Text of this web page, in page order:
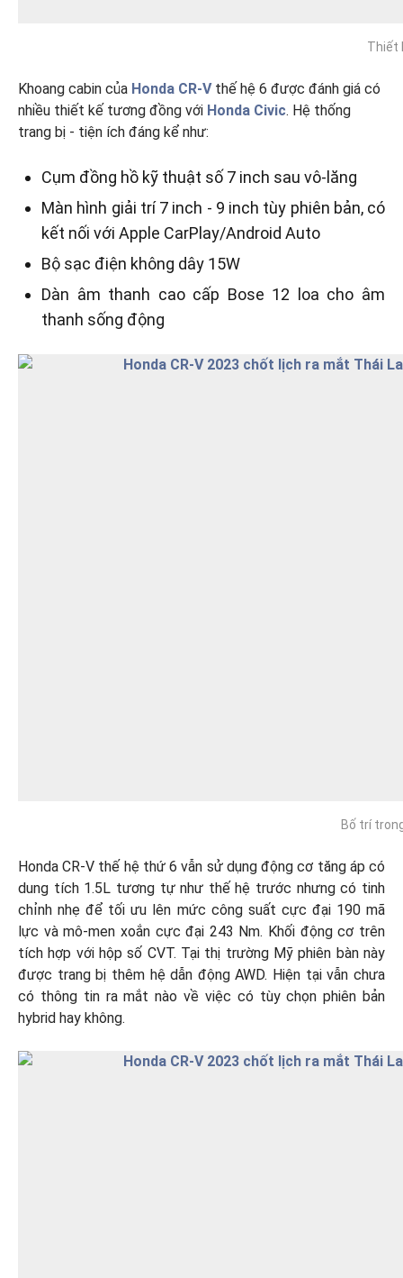
Thiết
Khoang cabin của Honda CR-Vthế hệ 6 được đánh giá có
nhiều thiết kế tương đồng với Honda Civic. Hệ thống
trang bị - tiện ích đáng kể như:
Cụm đồng hồ kỹ thuật số 7 inch sau vô-lăng
Màn hình giải trí 7 inch - 9 inch tùy phiên bản, có
kết nối với Apple CarPlay/Android Auto
Bộ sạc điện không dây 15W
Dàn âm thanh cao cấp Bose 12 loa cho âm
thanh sống động
Bố trí
Honda CR-V thế hệ thứ 6 vẫn sử dụng động cơ tăng áp có
dung tích 1.5L tương tự như thế hệ trước nhưng có tinh
chỉnh nhẹ để tối ưu lên mức công suất cực đại 190 mã
lực và mô-men xoắn cực đại 243 Nm. Khối động cơ trên
tích hợp với hộp số CVT. Tại thị trường Mỹ phiên bàn này
được trang bị thêm hệ dẫn động AWD. Hiện tại vẫn chưa
có thông tin ra mắt nào về việc có tùy chọn phiên bản
hybrid hay không.